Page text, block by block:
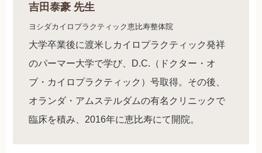
吉田泰豪 先生
ヨシダカイロプラクティック恵比寿整体院
大学卒業後に渡米しカイロプラクティック発祥
のパーマー大学で学び、D.C.（ドクター・オ
ブ・カイロプラクティック）号取得。その後、
オランダ・アムステルダムの有名クリニックで
臨床を積み、2016年に恵比寿にて開院。